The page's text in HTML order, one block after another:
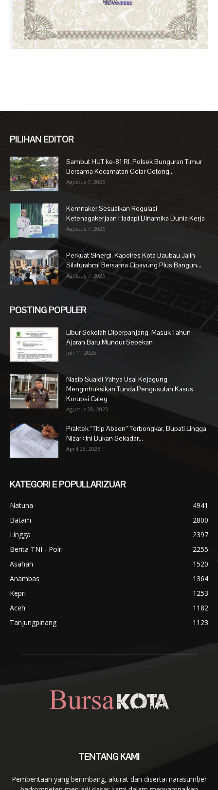
PILIHAN EDITOR
Sambut HUT ke-81 RI, Polsek Bunguran Timur
Bersama Kecamatan Gelar Gotong...
Agustus 7, 2026
Kemnaker Sesuaikan Regulasi
Ketenagakerjaan Hadapi Dinamika Dunia Kerja
Agustus 7, 2026
Perkuat Sinergi, Kapolres Kota Baubau Jalin
Silaturahmi Bersama Cipayung Plus Bangun...
Agustus 7, 2026
POSTING POPULER
Libur Sekolah Diperpanjang, Masuk Tahun
Ajaran Baru Mundur Sepekan
Juli 11, 2025
Nasib Suaidi Yahya Usai Kejagung
Mengintruksikan Tunda Pengusutan Kasus
Korupsi Caleg
Agustus 28, 2023
Praktek “Titip Absen” Terbongkar, Bupati Lingga
Nizar : Ini Bukan Sekadar...
April 23, 2025
KATEGORI E POPULLARIZUAR
Natuna
4941
Batam
2800
Lingga
2397
Berita TNI - Polri
2255
Asahan
1520
Anambas
1364
Kepri
1253
Aceh
1182
Tanjungpinang
1123
TENTANG KAMI
Pemberitaan yang berimbang, akurat dan disertai narasumber